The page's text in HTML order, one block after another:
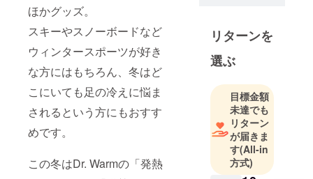
ほかグッズ。
スキーやスノーボードなど
ウィンタースポーツが好き
な方にはもちろん、冬はど
こにいても足の冷えに悩ま
されるという方にもおすす
めです。
この冬はDr. Warmの「発熱
リターンを
選ぶ
目標金額
未達でも
リターン
が届きま
す(All-in
方式)